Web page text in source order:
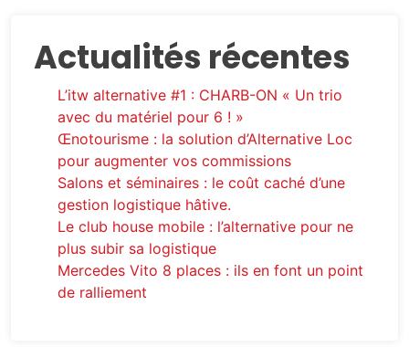
Actualités récentes
L’itw alternative #1 : CHARB-ON « Un trio
avec du matériel pour 6 ! »
Œnotourisme : la solution d’Alternative Loc
pour augmenter vos commissions
Salons et séminaires : le coût caché d’une
gestion logistique hâtive.
Le club house mobile : l’alternative pour ne
plus subir sa logistique
Mercedes Vito 8 places : ils en font un point
de ralliement